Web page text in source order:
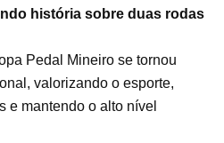
história sobre duas rodas
Pedal Mineiro se tornou
valorizando o esporte,
e mantendo o alto nível